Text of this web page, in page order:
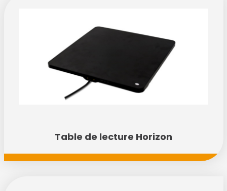
Table de lecture Horizon